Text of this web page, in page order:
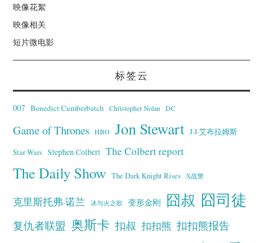
映像花絮
映像相关
短片微电影
标签云
007 Benedict Cumberbatch Christopher Nolan DC
Game of Thrones HBO Jon Stewart J·J·艾布拉姆斯
Star Wars Stephen Colbert The Colbert report
The Daily Show The Dark Knight Rises X战警
克里斯托弗·诺兰 冰与火之歌 变形金刚 囧叔 囧司徒
复仇者联盟 奥斯卡 扣叔 扣扣熊 扣扣熊报告